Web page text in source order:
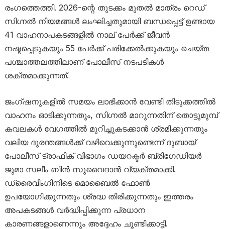
രംഗത്തെത്തി. 2026-ന്റെ തുടക്കം മുതൽ മാത്രം റെഡ്
സിഗ്നൽ നിയമങ്ങൾ ലംഘിച്ചതുമായി ബന്ധപ്പെട്ട് ഉണ്ടായ
41 വാഹനാപകടങ്ങളിൽ നാല് പേർക്ക് ജീവൻ
നഷ്ടപ്പെടുകയും 55 പേർക്ക് പരിക്കേൽക്കുകയും ചെയ്ത
പശ്ചാത്തലത്തിലാണ് പോലീസ് നടപടികൾ
ശക്തമാക്കുന്നത്.
ജംഗ്ഷനുകളിൽ സമയം ലാഭിക്കാൻ വേണ്ടി തിടുക്കത്തിൽ
വാഹനം ഓടിക്കുന്നതും, സിഗ്നൽ മാറുന്നതിന് തൊട്ടുമുമ്പ്
കവലകൾ വേഗത്തിൽ മുറിച്ചുകടക്കാൻ ശ്രമിക്കുന്നതും
വലിയ ദുരന്തങ്ങൾക്ക് വഴിവെക്കുന്നുണ്ടെന്ന് ദുബായ്
പോലീസ് ട്രാഫിക് വിഭാഗം ഡയറക്ടർ ബ്രിഗേഡിയർ
ജുമാ സലീം ബിൻ സുവൈദാൻ വ്യക്തമാക്കി.
ഡ്രൈവിംഗിനിടെ മൊബൈൽ ഫോൺ
ഉപയോഗിക്കുന്നതും ശ്രദ്ധ തിരിക്കുന്നതും ഇത്തരം
അപകടങ്ങൾ വർദ്ധിപ്പിക്കുന്ന പ്രധാന
കാരണങ്ങളാണെന്നും അദ്ദേഹം ചൂണ്ടിക്കാട്ടി.